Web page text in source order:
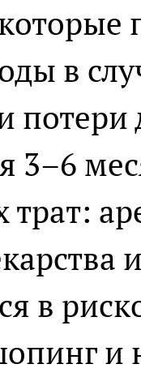
в
потери
3–6
трат:
в
и